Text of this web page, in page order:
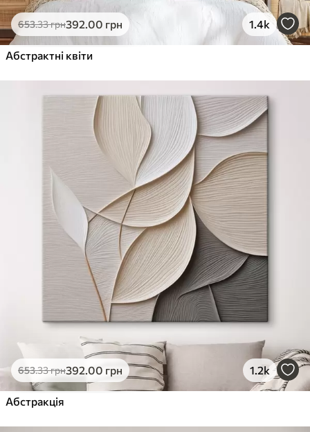
653.33грн392.00 грн 1.4k
Абстрактні квіти
653.33грн392.00 грн 1.2k
Абстракція